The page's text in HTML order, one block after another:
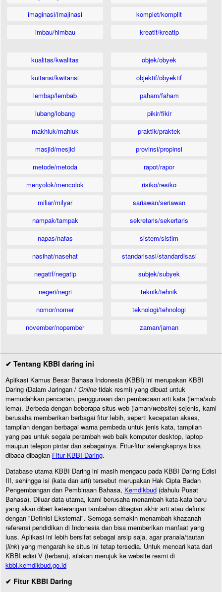
imaginasi/imajinasi
imbau/himbau
komplet/komplit
kreatif/kreatip
kualitas/kwalitas
kuitansi/kwitansi
lembap/lembab
lubang/lobang
makhluk/mahluk
masjid/mesjid
metode/metoda
menyolok/mencolok
miliar/milyar
nampak/tampak
napas/nafas
nasihat/nasehat
negatif/negatip
negeri/negri
nomor/nomer
november/nopember
objek/obyek
objektif/obyektif
paham/faham
pikir/fikir
praktik/praktek
provinsi/propinsi
rapot/rapor
risiko/resiko
sariawan/seriawan
sekretaris/sekertaris
sistem/sistim
standarisasi/standardisasi
subjek/subyek
teknik/tehnik
teknologi/tehnologi
zaman/jaman
✔ Tentang KBBI daring ini
Aplikasi Kamus Besar Bahasa Indonesia (KBBI) ini merupakan KBBI
Daring (Dalam Jaringan / Online tidak resmi) yang dibuat untuk
memudahkan pencarian, penggunaan dan pembacaan arti kata (lema/sub
lema). Berbeda dengan beberapa situs web (laman/website) sejenis, kami
berusaha memberikan berbagai fitur lebih, seperti kecepatan akses,
tampilan dengan berbagai warna pembeda untuk jenis kata, tampilan
yang pas untuk segala perambah web baik komputer desktop, laptop
maupun telepon pintar dan sebagainya. Fitur-fitur selengkapnya bisa
dibaca dibagian Fitur KBBI Daring.
Database utama KBBI Daring ini masih mengacu pada KBBI Daring Edisi
III, sehingga isi (kata dan arti) tersebut merupakan Hak Cipta Badan
Pengembangan dan Pembinaan Bahasa, Kemdikbud (dahulu Pusat
Bahasa). Diluar data utama, kami berusaha menambah kata-kata baru
yang akan diberi keterangan tambahan dibagian akhir arti atau definisi
dengan "Definisi Eksternal". Semoga semakin menambah khazanah
referensi pendidikan di Indonesia dan bisa memberikan manfaat yang
luas. Aplikasi ini lebih bersifat sebagai arsip saja, agar pranala/tautan
(link) yang mengarah ke situs ini tetap tersedia. Untuk mencari kata dari
KBBI edisi V (terbaru), silakan merujuk ke website resmi di
kbbi.kemdikbud.go.id
✔ Fitur KBBI Daring